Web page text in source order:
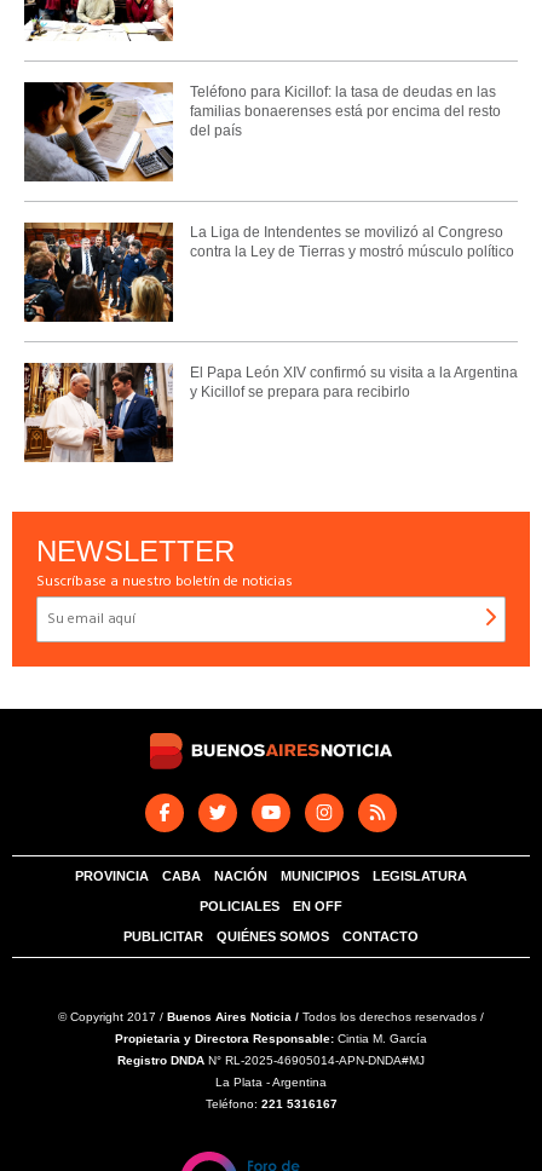
Teléfono para Kicillof: la tasa de deudas en las
familias bonaerenses está por encima del resto
del país
La Liga de Intendentes se movilizó al Congreso
contra la Ley de Tierras y mostró músculo político
El Papa León XIV confirmó su visita a la Argentina
y Kicillof se prepara para recibirlo
NEWSLETTER
Suscríbase a nuestro boletín de noticias
PROVINCIA CABA NACIÓN MUNICIPIOS LEGISLATURA
POLICIALES EN OFF
PUBLICITAR QUIÉNES SOMOS CONTACTO
© Copyright 2017 / Buenos Aires Noticia / Todos los derechos reservados /
Propietaria y Directora Responsable: Cintia M. García
Registro DNDA N° RL-2025-46905014-APN-DNDA#MJ
La Plata - Argentina
Teléfono: 221 5316167